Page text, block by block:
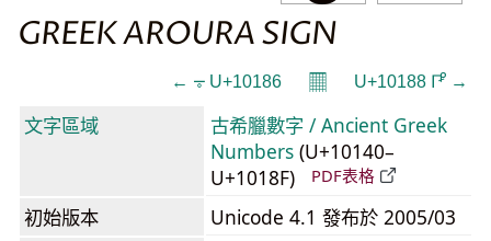
GREEK AROURA SIGN
← 𐆆 U+10186 𝄜 U+10188 𐆈 →
文字區域
古希臘數字 / Ancient Greek
Numbers (U+10140–
U+1018F)
PDF表格
初始版本
Unicode 4.1 發布於 2005/03